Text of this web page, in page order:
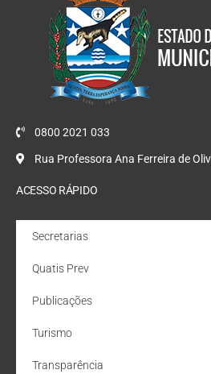
0800 2021 033
Rua Professora Ana Ferreira de
ACESSO RÁPIDO
Secretarias
Quatis Prev
Publicações
Turismo
Transparência